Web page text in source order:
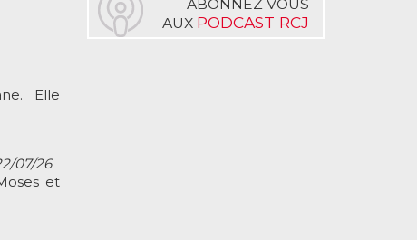
Elle
07/26
et
ABONNEZ VOUS
AUX PODCAST RCJ